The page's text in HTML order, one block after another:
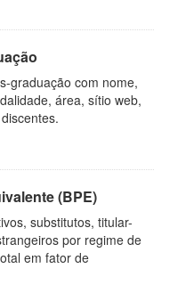
graduação com nome,
área, sítio web,
(BPE)
substitutos, titular-
por regime de
em fator de